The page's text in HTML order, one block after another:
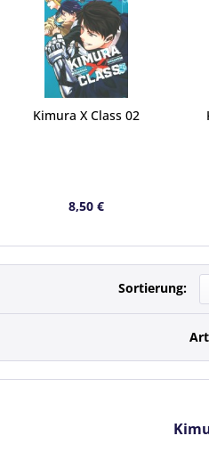
Kimura X Class 02
8,50 €
Sortierung: